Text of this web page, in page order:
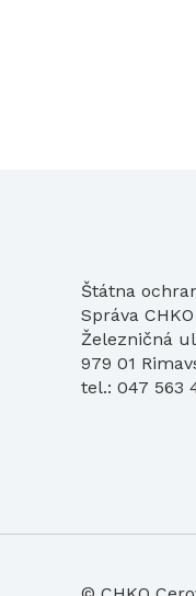
Štátna
Správa
Železničná
979 01
tel.: 047 563